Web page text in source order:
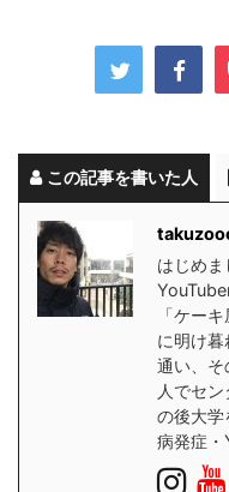
この記事を書いた人
はじめま
「ケー
に明け
通い、そ
人でセ
の後大学
病発症・